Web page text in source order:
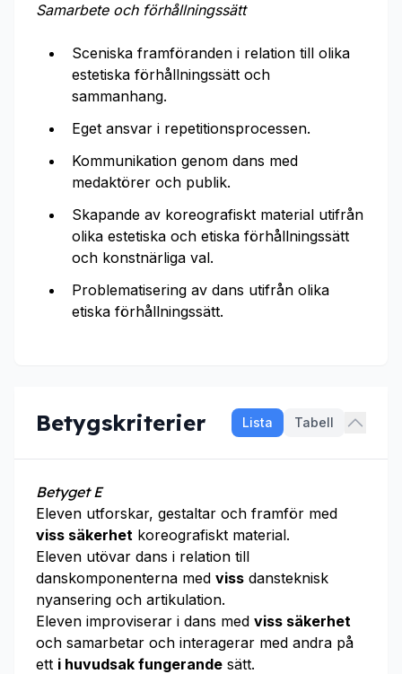
Samarbete och förhållningssätt
Sceniska framföranden i relation till olika
estetiska förhållningssätt och
sammanhang.
Eget ansvar i repetitionsprocessen.
Kommunikation genom dans med
medaktörer och publik.
Skapande av koreografiskt material utifrån
olika estetiska och etiska förhållningssätt
och konstnärliga val.
Problematisering av dans utifrån olika
etiska förhållningssätt.
Betygskriterier Lista Tabell
Betyget E
Eleven utforskar, gestaltar och framför med
viss säkerhet koreografiskt material.
Eleven utövar dans i relation till
danskomponenterna med viss dansteknisk
nyansering och artikulation.
Eleven improviserar i dans med viss säkerhet
och samarbetar och interagerar med andra på
ett i huvudsak fungerande sätt.